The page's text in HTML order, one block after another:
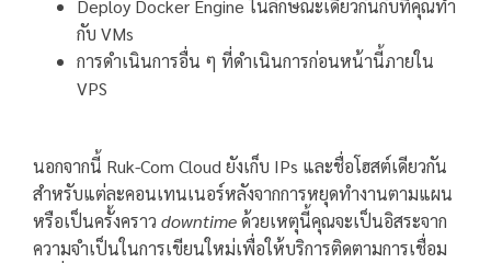
Deploy Docker Engine ในลักษณะเดียวกันกับที่คุณทำ
กับ VMs
การดำเนินการอื่น ๆ ที่ดำเนินการก่อนหน้านี้ภายใน
VPS
นอกจากนี้ Ruk-Com Cloud ยังเก็บ IPs และชื่อโฮสต์เดียวกัน
สำหรับแต่ละคอนเทนเนอร์หลังจากการหยุดทำงานตามแผน
หรือเป็นครั้งคราว downtimeด้วยเหตุนี้คุณจะเป็นอิสระจาก
ความจำเป็นในการเขียนใหม่เพื่อให้บริการติดตามการเชื่อม